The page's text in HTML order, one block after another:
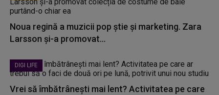
Noua regină a muzicii pop știe și marketing. Zara
Larsson și-a promovat...
DIGI LIFE
Vrei să îmbătrânești mai lent? Activitatea pe care